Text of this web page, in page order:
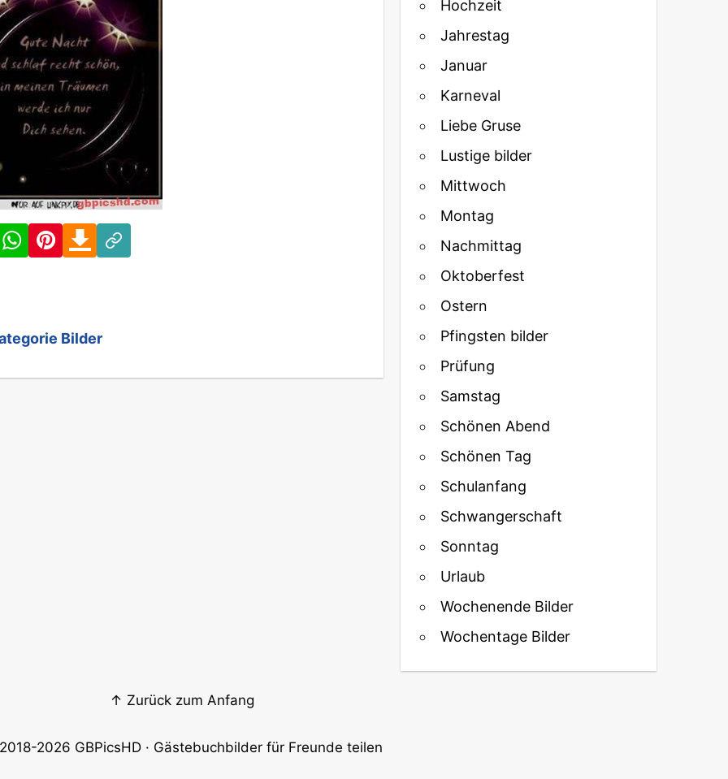
WhatsAppPinterestDownload
Link
Bilder
Hochzeit
Jahrestag
Januar
Karneval
Liebe Gruse
Lustige bilder
Mittwoch
Montag
Nachmittag
Oktoberfest
Ostern
Pfingsten bilder
Prüfung
Samstag
Schönen Abend
Schönen Tag
Schulanfang
Schwangerschaft
Sonntag
Urlaub
Wochenende Bilder
Wochentage Bilder
↑ Zurück zum Anfang
2026 GBPicsHD· Gästebuchbilder für Freunde teilen